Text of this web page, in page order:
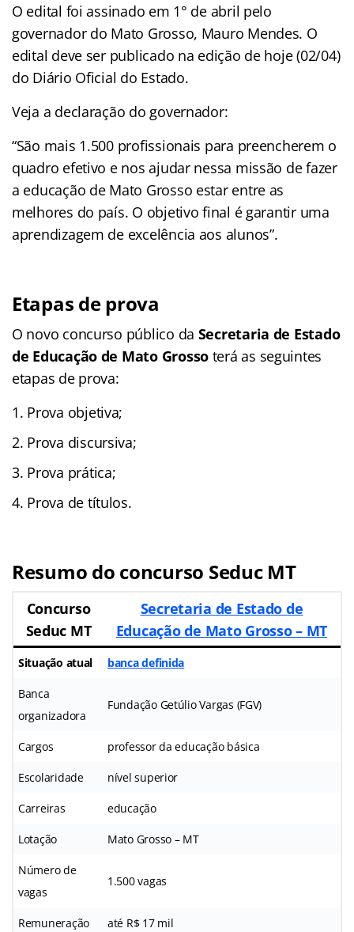
O edital foi assinado em 1° de abril pelo
governador do Mato Grosso, Mauro Mendes. O
edital deve ser publicado na edição de hoje (02/04)
do Diário Oficial do Estado.
Veja a declaração do governador:
“São mais 1.500 profissionais para preencherem o
quadro efetivo e nos ajudar nessa missão de fazer
a educação de Mato Grosso estar entre as
melhores do país. O objetivo final é garantir uma
aprendizagem de excelência aos alunos”.
Etapas de prova
O novo concurso público da Secretaria de Estado
de Educação de Mato Grosso terá as seguintes
etapas de prova:
Prova objetiva;
Prova discursiva;
Prova prática;
Prova de títulos.
Resumo do concurso Seduc MT
Concurso
Seduc MT
Secretaria de Estado de
Educação de Mato Grosso – MT
Situação atual banca definida
Banca
organizadora
Fundação Getúlio Vargas (FGV)
Cargos professor da educação básica
Escolaridade nível superior
Carreiras educação
Lotação Mato Grosso – MT
Número de
vagas
1.500 vagas
Remuneração até R$ 17 mil